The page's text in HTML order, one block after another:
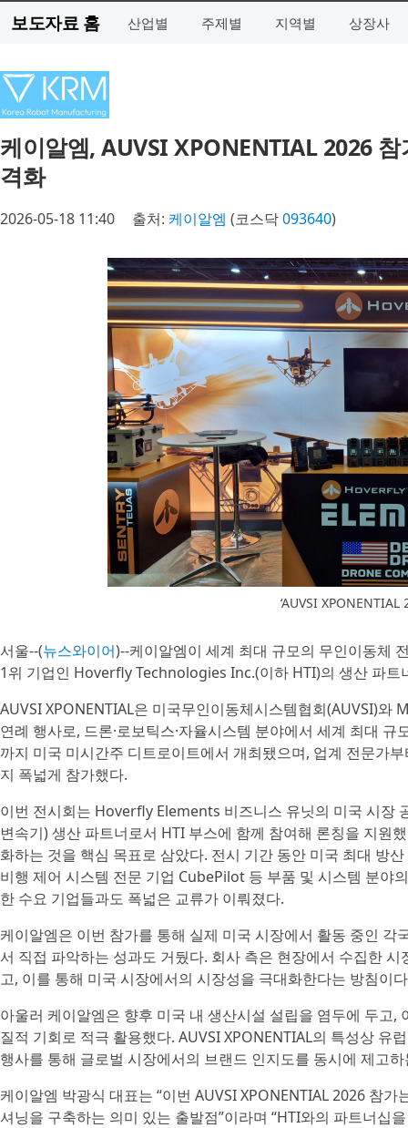
보도자료 홈 산업별 주제별 지역별 상장사
케이알엠, AUVSI XPONENTIAL 2026
격화
2026-05-18 11:40 출처: 케이알엠 (코스닥093640)
‘AUVSI
서울--(뉴스와이어)--케이알엠이 세계 최대 규모의 무인이동체
1위 기업인 Hoverfly Technologies Inc.(이하 HTI)의 생산 파트
AUVSI XPONENTIAL은 미국무인이동체시스템협회(AUVSI)
연례 행사로, 드론·로보틱스·자율시스템 분야에서 세계 최대
까지 미국 미시간주 디트로이트에서 개최됐으며, 업계 전문가
지 폭넓게 참가했다.
이번 전시회는 Hoverfly Elements 비즈니스 유닛의 미국 시장
변속기) 생산 파트너로서 HTI 부스에 함께 참여해 론칭을 지원
화하는 것을 핵심 목표로 삼았다. 전시 기간 동안 미국 최대
비행 제어 시스템 전문 기업 CubePilot 등 부품 및 시스템 분야
한 수요 기업들과도 폭넓은 교류가 이뤄졌다.
케이알엠은 이번 참가를 통해 실제 미국 시장에서 활동 중인
서 직접 파악하는 성과도 거뒀다. 회사 측은 현장에서 수집한
고, 이를 통해 미국 시장에서의 시장성을 극대화한다는 방침이
아울러 케이알엠은 향후 미국 내 생산시설 설립을 염두에 두고
질적 기회로 적극 활용했다. AUVSI XPONENTIAL의 특성상
행사를 통해 글로벌 시장에서의 브랜드 인지도를 동시에 제고
케이알엠 박광식 대표는 “이번 AUVSI XPONENTIAL 2026 참
셔닝을 구축하는 의미 있는 출발점”이라며 “HTI와의 파트너십